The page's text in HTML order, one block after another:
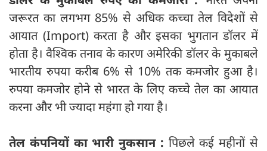
जरूरत का लगभग 85% से अधिक कच्चा तेल विदेशों से
आयात (Import) करता है और इसका भुगतान डॉलर में
होता है। वैश्विक तनाव के कारण अमेरिकी डॉलर के मुकाबले
भारतीय रुपया करीब 6% से 10% तक कमजोर हुआ है।
रुपया कमजोर होने से भारत के लिए कच्चे तेल का आयात
करना और भी ज्यादा महंगा हो गया है।
तेल कंपनियों का भारी नुकसान : पिछले कई महीनों से